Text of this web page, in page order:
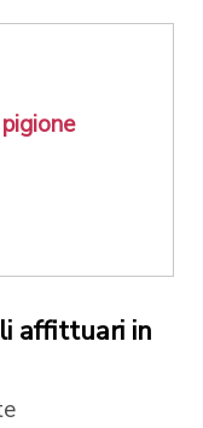
affittuari in